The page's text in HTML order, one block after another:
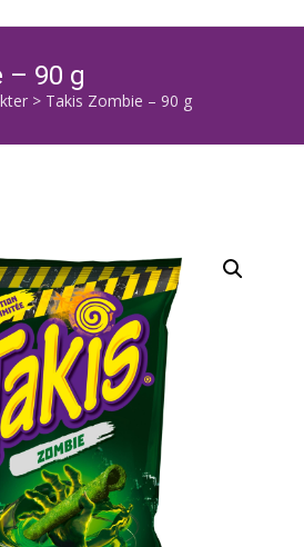
– 90 g
> Takis Zombie – 90 g